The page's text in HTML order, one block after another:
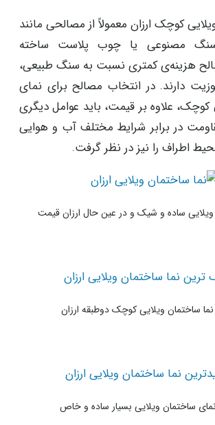
کوچک ارزان معمولاً از مصالحی مانند
مصنوعی یا چوب پلاست ساخته
هزینه‌ی کمتری نسبت به سنگ طبیعی،
دارند. در انتخاب مصالح برای نمای
علاوه بر قیمت، باید عوامل دیگری
در برابر شرایط مختلف آب و هوایی
اطراف را نیز در نظر گرفت.
ساده و شیک و در عین حال ارزان قیمت
نما ساختمان ویلایی کوچک دوطبقه ارزان
ساختمان ویلایی بسیار ساده و خاص